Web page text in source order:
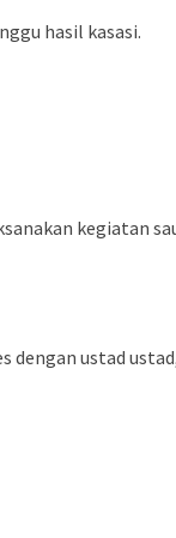
hasil kasasi.
kegiatan
ustad